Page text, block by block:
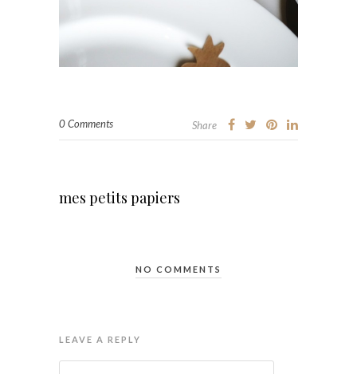
0 Comments Share
mes petits papiers
NO COMMENTS
LEAVE A REPLY